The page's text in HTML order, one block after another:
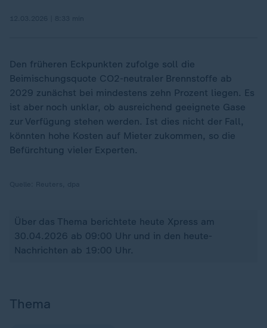
Den früheren Eckpunkten zufolge soll die
Beimischungsquote CO2-neutraler Brennstoffe ab
2029 zunächst bei mindestens zehn Prozent liegen. Es
ist aber noch unklar, ob ausreichend geeignete Gase
zur Verfügung stehen werden. Ist dies nicht der Fall,
könnten hohe Kosten auf Mieter zukommen, so die
Befürchtung vieler Experten.
Über das Thema berichtete heute Xpress am
30.04.2026 ab 09:00 Uhr und in den heute-
Nachrichten ab 19:00 Uhr.
Thema